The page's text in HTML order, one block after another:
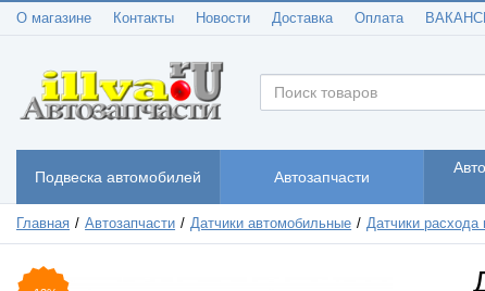
О магазине Контакты Новости Доставка Оплата
Подвеска автомобилей Автозапчасти
Главная Автозапчасти Датчики автомобильные Датчики